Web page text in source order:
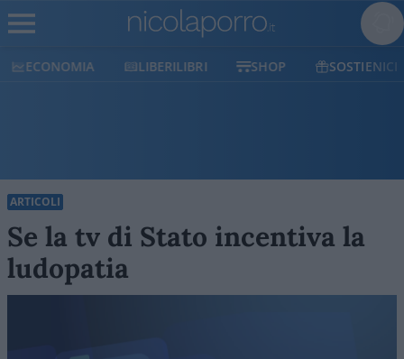
ECONOMIA LIBERILIBRI SHOP SOSTIENICI
ARTICOLI
Se la tv di Stato incentiva la
ludopatia